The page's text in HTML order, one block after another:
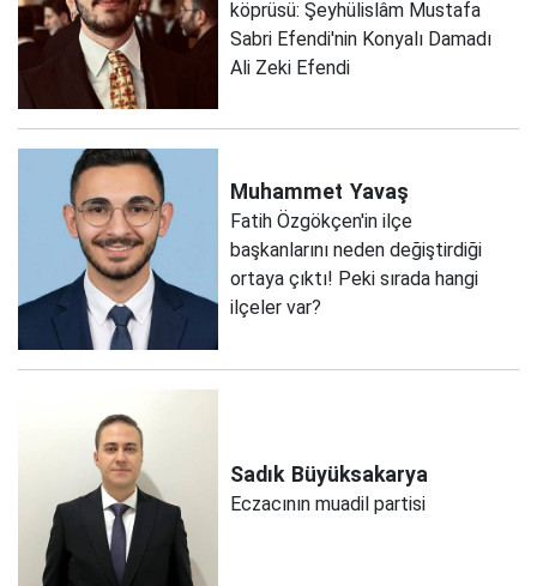
köprüsü: Şeyhülislâm Mustafa
Sabri Efendi'nin Konyalı Damadı
Ali Zeki Efendi
Muhammet Yavaş
Fatih Özgökçen'in ilçe
başkanlarını neden değiştirdiği
ortaya çıktı! Peki sırada hangi
ilçeler var?
Sadık Büyüksakarya
Eczacının muadil partisi